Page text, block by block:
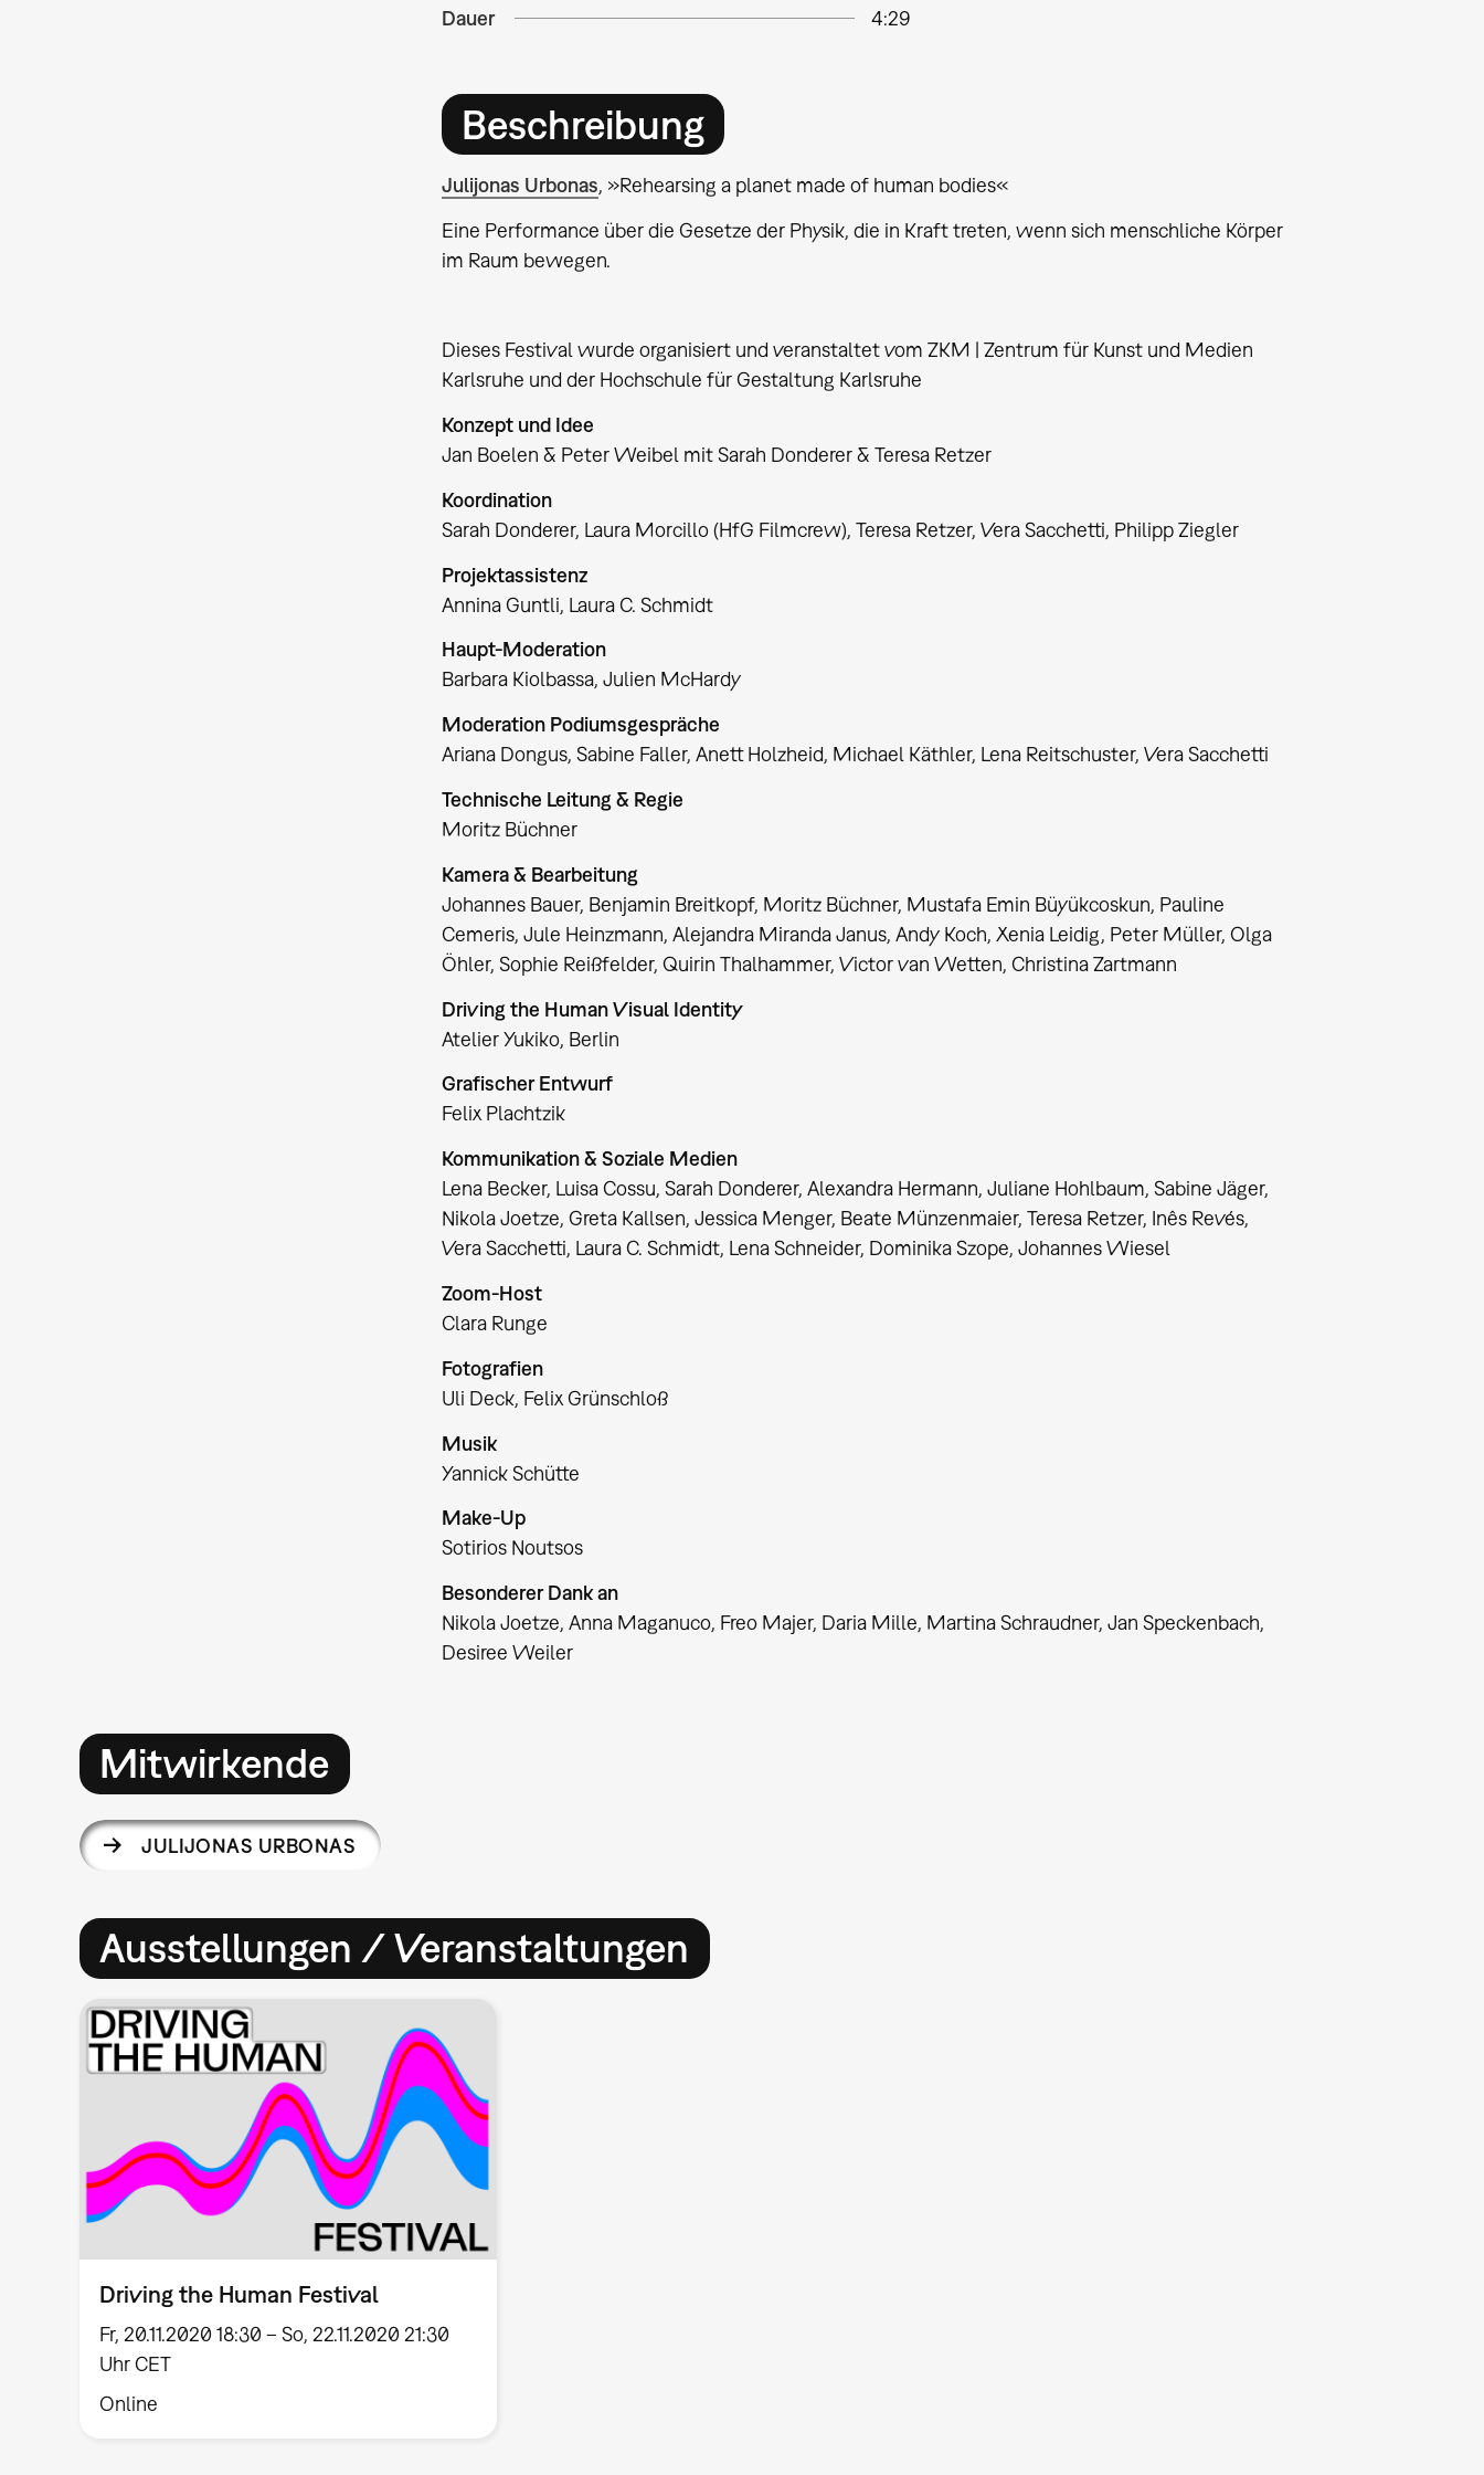
Dauer
4:29
Beschreibung
Julijonas Urbonas, »Rehearsing a planet made of human bodies«
Eine Performance über die Gesetze der Physik, die in Kraft treten, wenn sich menschliche Körper
im Raum bewegen.
Dieses Festival wurde organisiert und veranstaltet vom ZKM | Zentrum für Kunst und Medien
Karlsruhe und der Hochschule für Gestaltung Karlsruhe
Konzept und Idee
Jan Boelen & Peter Weibel mit Sarah Donderer & Teresa Retzer
Koordination
Sarah Donderer, Laura Morcillo (HfG Filmcrew), Teresa Retzer, Vera Sacchetti, Philipp Ziegler
Projektassistenz
Annina Guntli, Laura C. Schmidt
Haupt-Moderation
Barbara Kiolbassa, Julien McHardy
Moderation Podiumsgespräche
Ariana Dongus, Sabine Faller, Anett Holzheid, Michael Käthler, Lena Reitschuster, Vera Sacchetti
Technische Leitung & Regie
Moritz Büchner
Kamera & Bearbeitung
Johannes Bauer, Benjamin Breitkopf, Moritz Büchner, Mustafa Emin Büyükcoskun, Pauline
Cemeris, Jule Heinzmann, Alejandra Miranda Janus, Andy Koch, Xenia Leidig, Peter Müller, Olga
Öhler, Sophie Reißfelder, Quirin Thalhammer, Victor van Wetten, Christina Zartmann
Driving the Human Visual Identity
Atelier Yukiko, Berlin
Grafischer Entwurf
Felix Plachtzik
Kommunikation & Soziale Medien
Lena Becker, Luisa Cossu, Sarah Donderer, Alexandra Hermann, Juliane Hohlbaum, Sabine Jäger,
Nikola Joetze, Greta Kallsen, Jessica Menger, Beate Münzenmaier, Teresa Retzer, Inês Revés,
Vera Sacchetti, Laura C. Schmidt, Lena Schneider, Dominika Szope, Johannes Wiesel
Zoom-Host
Clara Runge
Fotografien
Uli Deck, Felix Grünschloß
Musik
Yannick Schütte
Make-Up
Sotirios Noutsos
Besonderer Dank an
Nikola Joetze, Anna Maganuco, Freo Majer, Daria Mille, Martina Schraudner, Jan Speckenbach,
Desiree Weiler
Mitwirkende
JULIJONAS URBONAS
Ausstellungen / Veranstaltungen
Driving the Human Festival
Fr, 20.11.2020 18:30 – So, 22.11.2020 21:30
Uhr CET
Online